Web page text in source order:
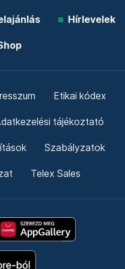
Hírlevelek
Etikai kódex
tájékoztató
Szabályzatok
Telex Sales